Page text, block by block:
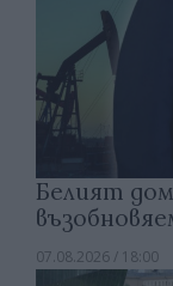
Белият
07.08.2026 / 18:00